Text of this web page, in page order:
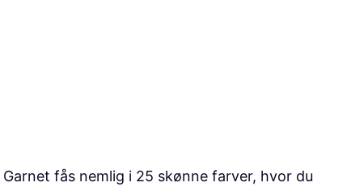
fås nemlig i 25 skønne farver, hvor du